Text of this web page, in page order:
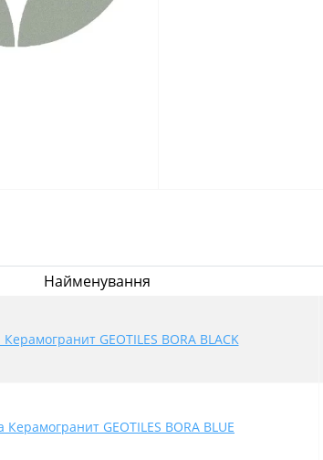
Найменування
GEOTILES BORA BLACK
Керамогранит GEOTILES BORA BLUE